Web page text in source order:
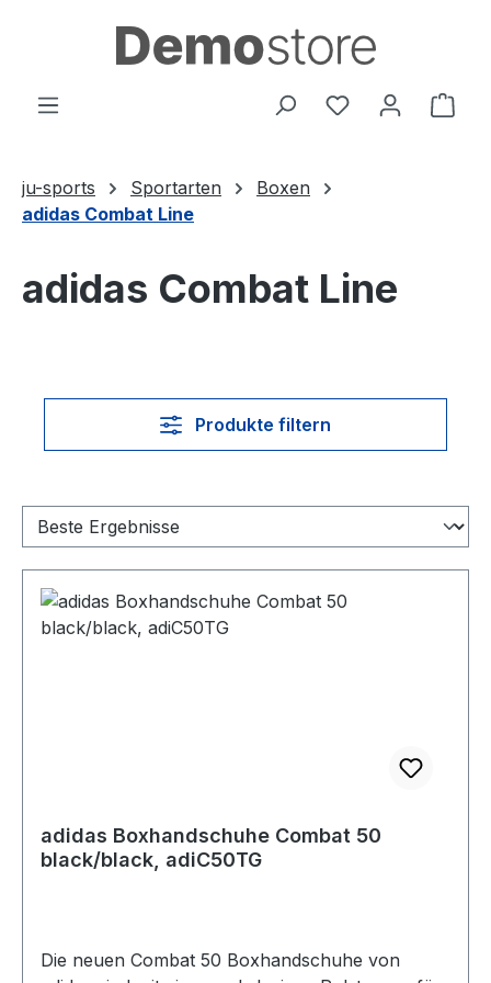
Zum Hauptinhalt springen
Du hast 0
ju-sports Sportarten
Boxen
adidas Combat Line
adidas Combat Line
Produkte filtern
adidas Boxhandschuhe Combat 50
black/black, adiC50TG
Die neuen Combat 50 Boxhandschuhe von